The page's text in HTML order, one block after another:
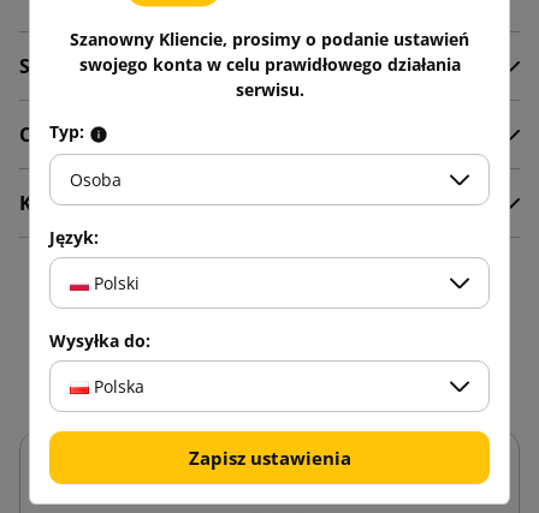
Szczegóły produktu
Opis
Komentarze
16 innych produktów w
tej samej kategorii:
Szanowny Kliencie, prosimy o podanie ustawień
swojego konta w celu prawidłowego działania
serwisu.
Typ:
Osoba
Język:
Polski
Wysyłka do:
Polska
Zapisz ustawienia